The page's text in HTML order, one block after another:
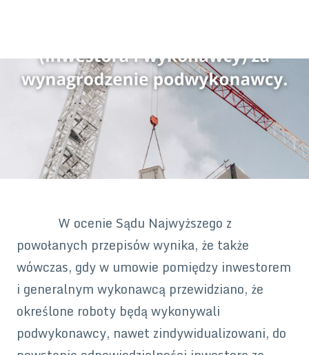
W ocenie Sądu Najwyższego z
powołanych przepisów wynika, że także
wówczas, gdy w umowie pomiędzy inwestorem
i generalnym wykonawcą przewidziano, że
określone roboty będą wykonywali
podwykonawcy, nawet zindywidualizowani, do